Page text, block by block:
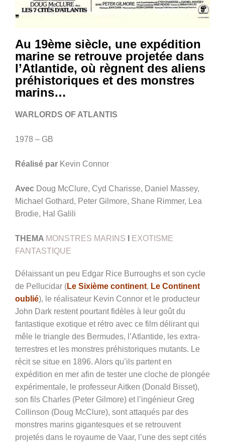
Au 19ème siècle, une expédition
marine se retrouve projetée dans
l’Atlantide, où règnent des aliens
préhistoriques et des monstres
marins…
WARLORDS OF ATLANTIS
1978 – GB
Réalisé par Kevin Connor
Avec Doug McClure, Cyd Charisse, Daniel Massey,
Michael Gothard, Peter Gilmore, Shane Rimmer, Lea
Brodie, Hal Galili
THEMA MONSTRES MARINS
EXOTISME
FANTASTIQUE
Délaissant un peu Edgar Rice Burroughs et son cycle
de Pellucidar (Le Sixième continent, Le Continent
oublié), le réalisateur Kevin Connor et le producteur
John Dark restent pourtant fidèles à leur goût du
fantastique exotique et rétro avec ce film délirant qui
mêle le triangle des Bermudes, l’Atlantide, les extra-
terrestres et les monstres préhistoriques mutants. Le
récit se situe en 1896. Alors qu’ils partent en
expédition en mer afin de tester une cloche de plongée
expérimentale, le professeur Aitken (Donald Bisset),
son fils Charles (Peter Gilmore) et l’ingénieur Greg
Collinson (Doug McClure), sont attaqués par des
monstres marins gigantesques et se retrouvent
projetés dans le royaume de Vaar, l’une des sept cités